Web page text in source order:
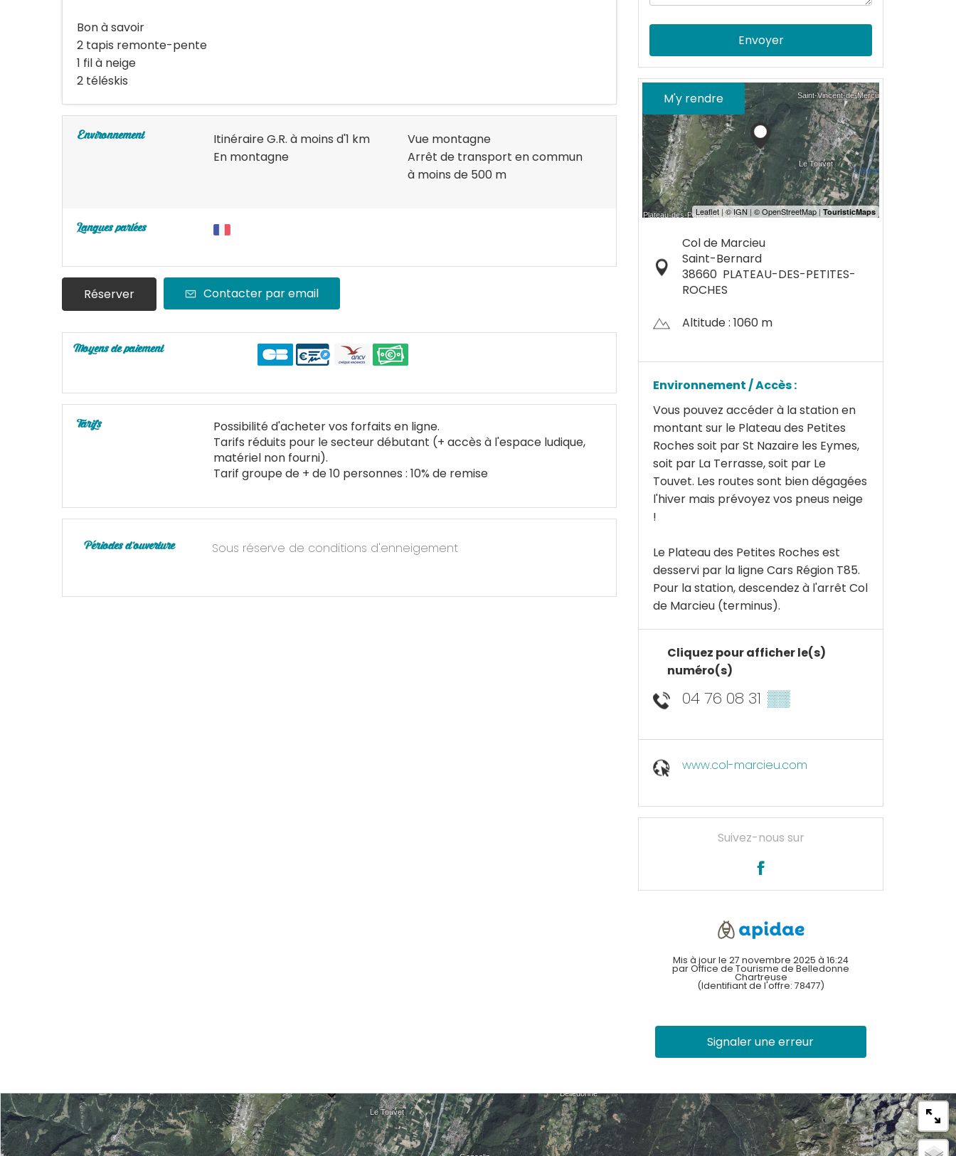
Bon à savoir
2 tapis remonte-pente
1 fil à neige
2 téléskis
Environnement Itinéraire G.R. à moins d'1 km
Vue montagne
En montagne
Arrêt de transport en commun
à moins de 500 m
Langues parlées
Réserver Contacter par email
Moyens de paiement
Tarifs
Possibilité d'acheter vos forfaits en ligne.
Tarifs réduits pour le secteur débutant (+ accès à l'espace ludique,
matériel non fourni).
Tarif groupe de + de 10 personnes : 10% de remise
Périodes d'ouverture Sous réserve de conditions d'enneigement
Envoyer
M'y rendre
Col de Marcieu
Saint-Bernard
38660 PLATEAU-DES-PETITES-
ROCHES
Altitude : 1060 m
Environnement / Accès :
Vous pouvez accéder à la station en
montant sur le Plateau des Petites
Roches soit par St Nazaire les Eymes,
soit par La Terrasse, soit par Le
Touvet. Les routes sont bien dégagées
l'hiver mais prévoyez vos pneus neige
!
Le Plateau des Petites Roches est
desservi par la ligne Cars Région T85.
Pour la station, descendez à l'arrêt Col
de Marcieu (terminus).
Cliquez pour afficher le(s)
numéro(s)
04 76 08 31 ▒▒
www.col-marcieu.com
Suivez-nous sur
Mis à jour le 27 novembre 2025 à 16:24
par Office de Tourisme de Belledonne
Chartreuse
(Identifiant de l'offre: 78477)
Signaler une erreur